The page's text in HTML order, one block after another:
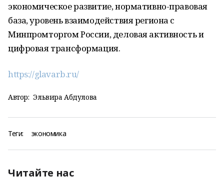
экономическое развитие, нормативно-правовая
база, уровень взаимодействия региона с
Минпромторгом России, деловая активность и
цифровая трансформация.
https://glavarb.ru/
Автор: Эльвира Абдулова
Теги: экономика
Читайте нас